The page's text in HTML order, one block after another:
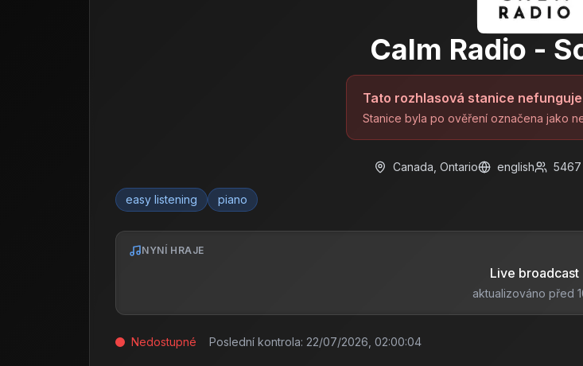
Calm Radio -
Tato rozhlasová stanice nefunguje
Stanice byla po ověření označena jako
Canada Ontario english 5467
easy listening piano
NYNÍ HRAJE
Live broadcast
aktualizováno před
Nedostupné Poslední kontrola: 22/07/2026, 02:00:04